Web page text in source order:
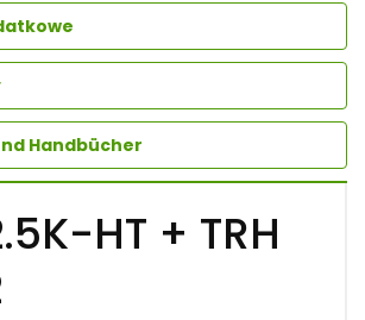
Handbücher
HT + TRH